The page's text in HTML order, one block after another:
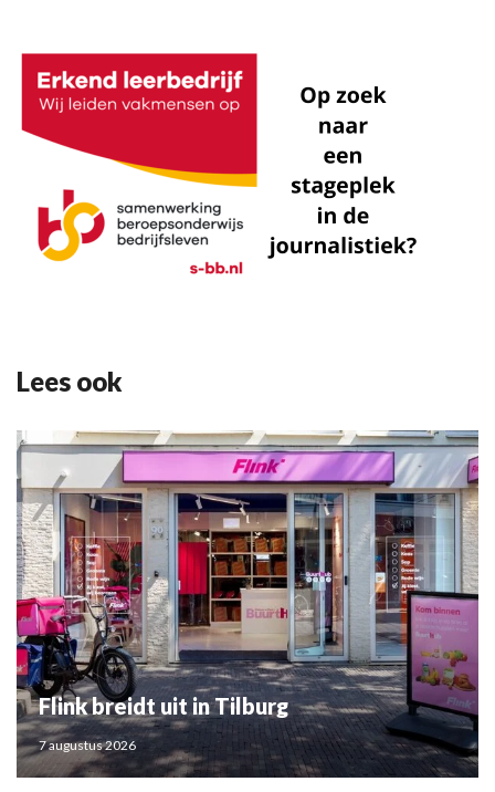
Lees ook
Flink breidt uit in Tilburg
7 augustus 2026